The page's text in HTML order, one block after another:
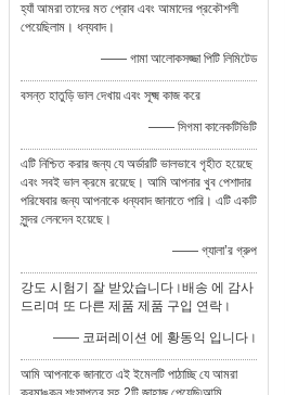
হ্যাঁ আমরা তাদের মত প্রোব এবং আমাদের প্রকৌশলী
পেয়েছিলাম। ধন্যবাদ।
—— গামা আলোকসজ্জা পিটি লিমিটেড
বসন্ত হাতুড়ি ভাল দেখায় এবং সূক্ষ্ম কাজ করে
—— সিগমা কানেকটিভিটি
এটি নিশ্চিত করার জন্য যে অর্ডারটি ভালভাবে গৃহীত হয়েছে
এবং সবই ভাল ক্রমে রয়েছে। আমি আপনার খুব পেশাদার
পরিষেবার জন্য আপনাকে ধন্যবাদ জানাতে পারি। এটি একটি
সুন্দর লেনদেন হয়েছে।
—— গ্যালা’র গ্রুপ
강도 시험기 잘 받았습니다।배송 에 감사
드리며 또 다른 제품 제품 구입 연락।
—— 코퍼레이션 에 황동익 입니다।
আমি আপনাকে জানাতে এই ইমেলটি পাঠাচ্ছি যে আমরা